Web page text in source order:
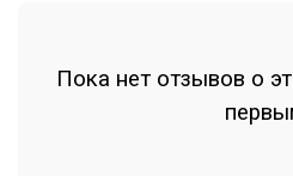
Пока нет отзывов о